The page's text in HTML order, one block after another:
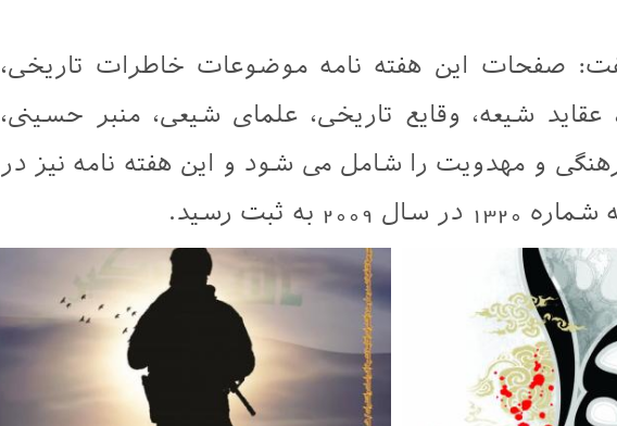
صفحات این هفته نامه موضوعات خاطرات تاریخی،
عقاید شیعه، وقایع تاریخی، علمای شیعی، منبر حسینی،
و مهدویت را شامل می شود و این هفته نامه نیز در
به ثبت رسید.